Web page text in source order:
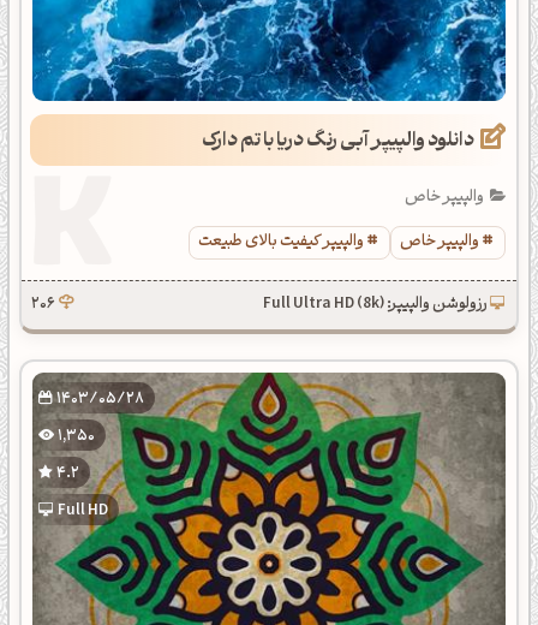
دانلود والپیپر آبی رنگ دریا با تم دارک
والپیپر خاص
والپیپر خاص
والپیپر کیفیت بالای طبیعت
رزولوشن والپیپر: Full Ultra HD (8k) 206
1403/05/28
1,350
4.2
Full HD